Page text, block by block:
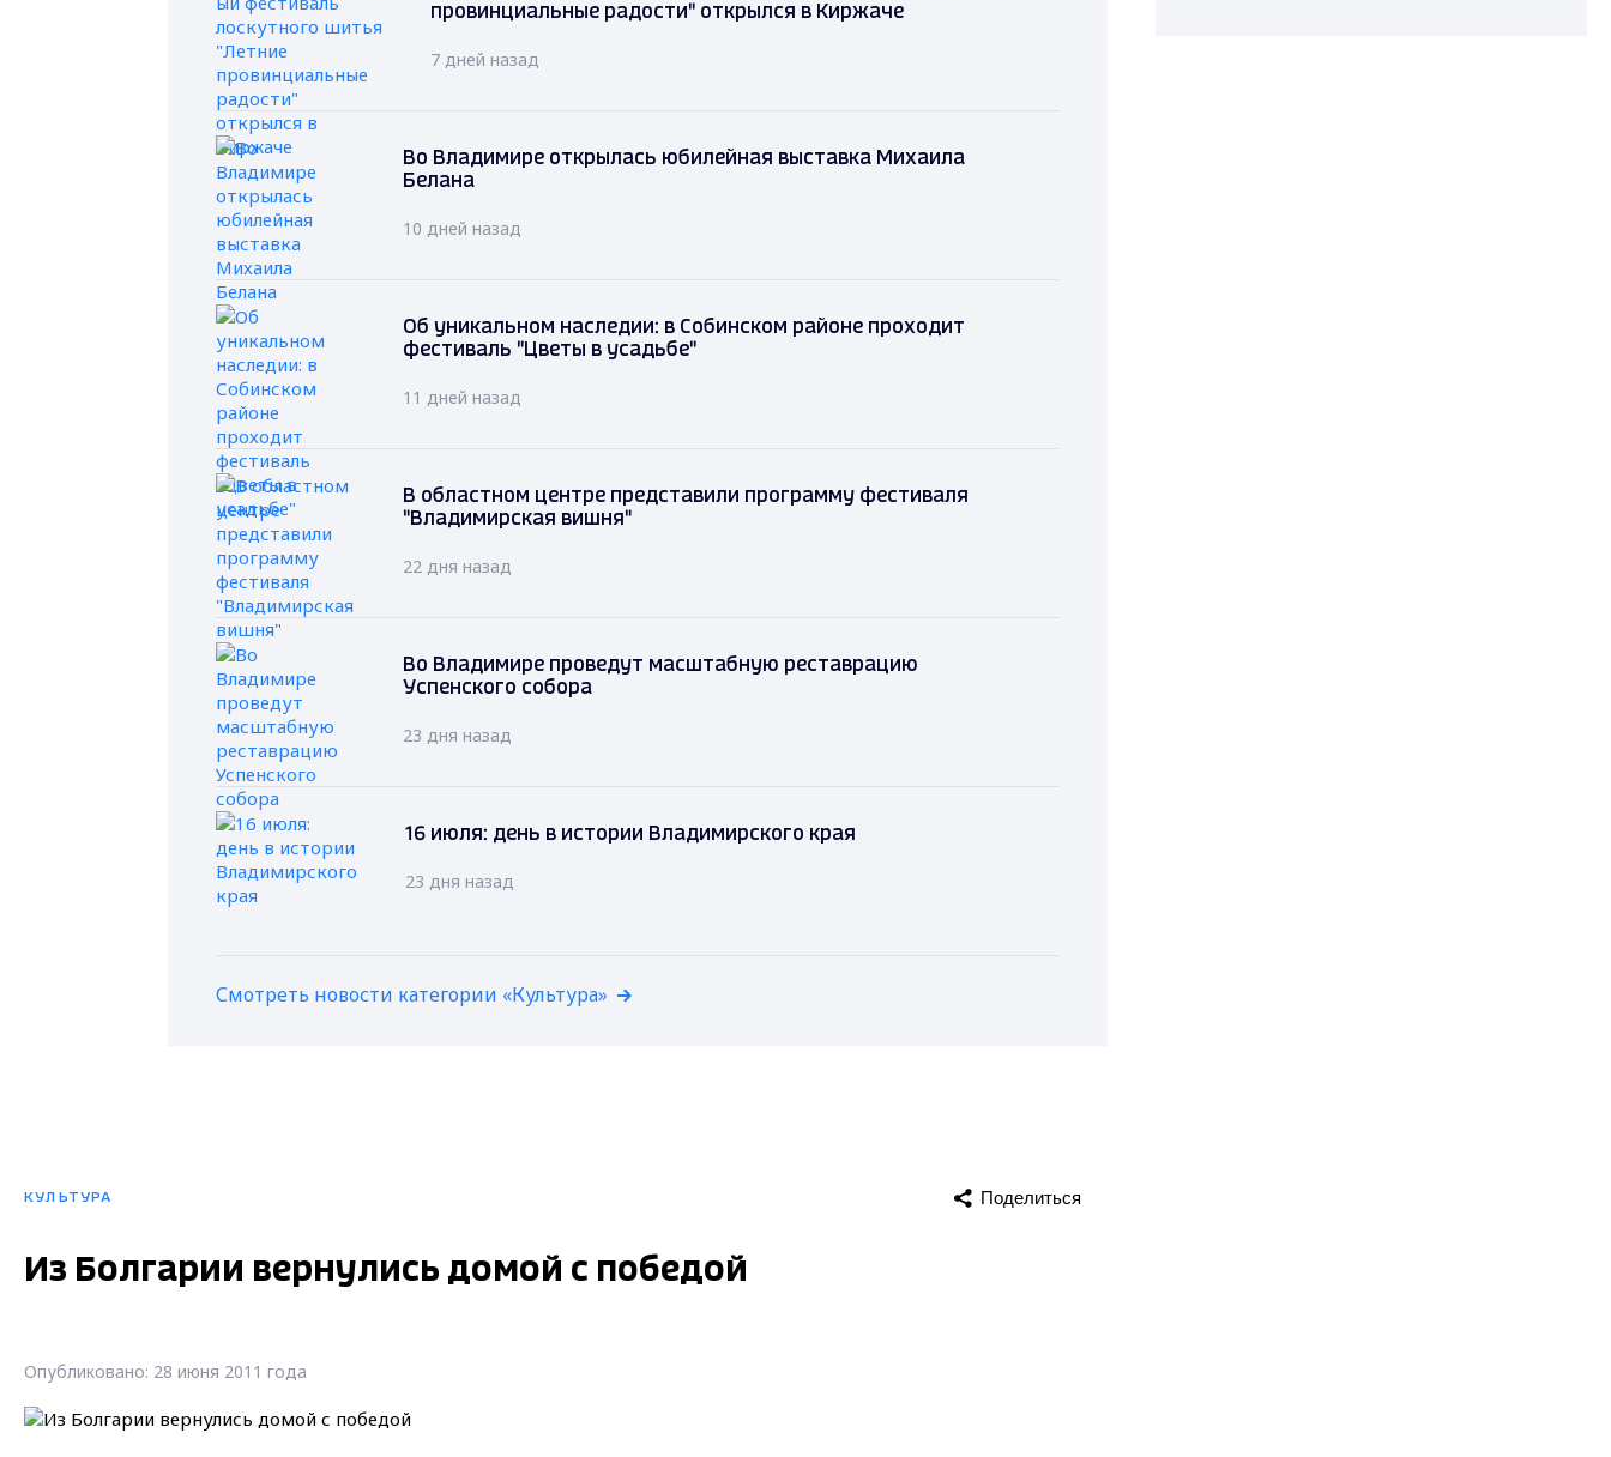
провинциальные радости" открылся в Киржаче
7 дней назад
Во Владимире открылась юбилейная выставка Михаила
Белана
10 дней назад
Об уникальном наследии: в Собинском районе проходит
фестиваль "Цветы в усадьбе"
11 дней назад
В областном центре представили программу фестиваля
"Владимирская вишня"
22 дня назад
Во Владимире проведут масштабную реставрацию
Успенского собора
23 дня назад
16 июля: день в истории Владимирского края
23 дня назад
Смотреть новости категории «Культура»
КУЛЬТУРА Поделиться
Из Болгарии вернулись домой с победой
Опубликовано: 28 июня 2011 года